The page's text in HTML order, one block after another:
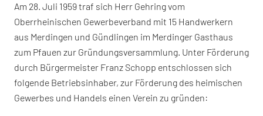
Am 28. Juli 1959 traf sich Herr Gehring vom
Oberrheinischen Gewerbeverband mit 15 Handwerkern
aus Merdingen und Gündlingen im Merdinger Gasthaus
zum Pfauen zur Gründungsversammlung. Unter Förderung
durch Bürgermeister Franz Schopp entschlossen sich
folgende Betriebsinhaber, zur Förderung des heimischen
Gewerbes und Handels einen Verein zu gründen: